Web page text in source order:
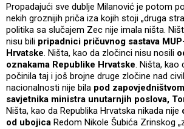
Propadajući sve dublje Milanović je potom
nekih groznijih priča iza kojih stoji „druga
politika sa slučajem Zec nije imala ništa.
nisu bili pripadnici pričuvnog sastava
Hrvatske. Ništa, kao da zločinci nisu nosili
oznakama Republike Hrvatske. Ništa, kao
počinila taj i još brojne druge zločine nad
nacionalnosti nije bila pod
savjetnika ministra unutarnjih poslova,
Ništa, kao da Republika Hrvatska nikada nije
od ubojica Redom Nikole Šubića Zrinskog